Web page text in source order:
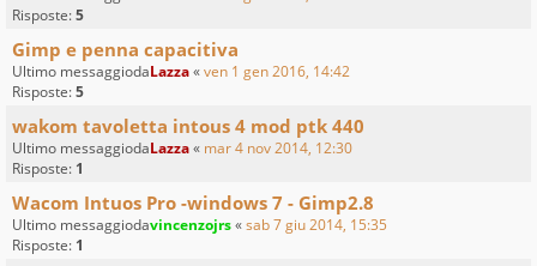
Risposte:5
Gimp e penna capacitiva
Ultimo messaggiodaLazza«ven 1 gen 2016, 14:42
Risposte:5
wakom tavoletta intous 4 mod ptk 440
Ultimo messaggiodaLazza« mar 4 nov 2014, 12:30
Risposte: 1
Wacom Intuos Pro -windows 7 - Gimp2.8
Ultimo messaggiodavincenzojrs«sab 7 giu 2014, 15:35
Risposte: 1